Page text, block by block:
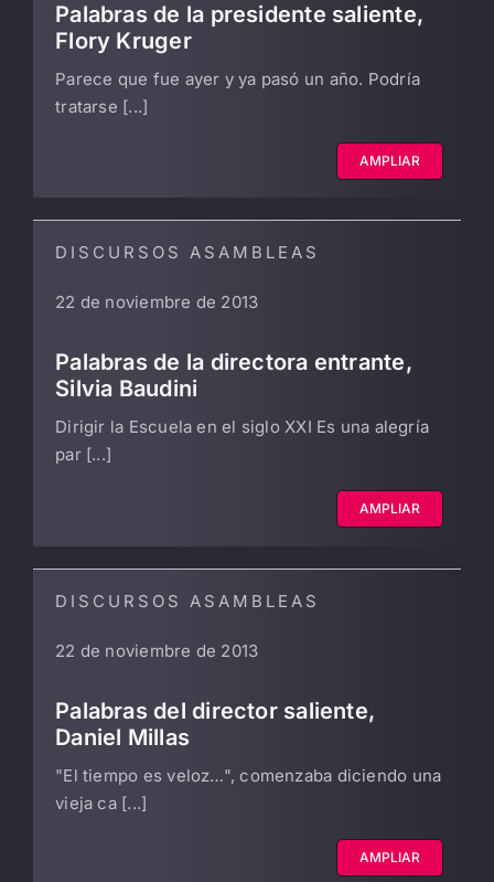
Palabras de la presidente saliente,
Flory Kruger
Parece que fue ayer y ya pasó un año. Podría
tratarse [...]
AMPLIAR
DISCURSOS ASAMBLEAS
22 de noviembre de 2013
Palabras de la directora entrante,
Silvia Baudini
Dirigir la Escuela en el siglo XXI Es una alegría
par [...]
AMPLIAR
DISCURSOS ASAMBLEAS
22 de noviembre de 2013
Palabras del director saliente,
Daniel Millas
"El tiempo es veloz…", comenzaba diciendo una
vieja ca [...]
AMPLIAR